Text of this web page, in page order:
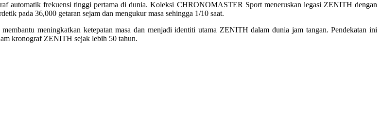
automatik frekuensi tinggi pertama di dunia. Koleksi CHRONOMASTER Sport meneruskan legasi ZENITH dengan
pada 36,000 getaran sejam dan mengukur masa sehingga 1/10 saat.
meningkatkan ketepatan masa dan menjadi identiti utama ZENITH dalam dunia jam tangan. Pendekatan ini
kronograf ZENITH sejak lebih 50 tahun.